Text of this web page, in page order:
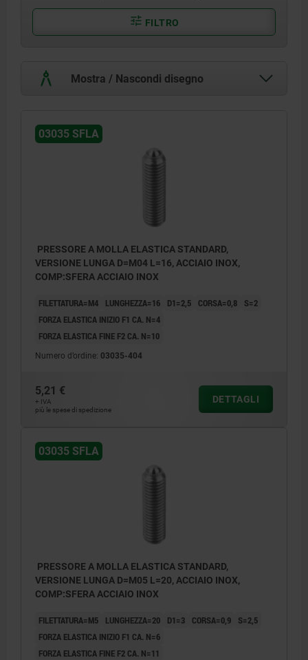
FILTRO
Mostra / Nascondi disegno
03035 SFLA
PRESSORE A MOLLA ELASTICA STANDARD,
VERSIONE LUNGA D=M04 L=16, ACCIAIO INOX,
COMP:SFERA ACCIAIO INOX
FILETTATURA=M4 LUNGHEZZA=16 D1=2,5 CORSA=0,8
S=2
FORZA ELASTICA INIZIO F1 CA. N=4
FORZA ELASTICA FINE F2 CA. N=10
Numero d’ordine: 03035-404
5,21 €
+ IVA
più le spese di spedizione
DETTAGLI
03035 SFLA
PRESSORE A MOLLA ELASTICA STANDARD,
VERSIONE LUNGA D=M05 L=20, ACCIAIO INOX,
COMP:SFERA ACCIAIO INOX
FILETTATURA=M5 LUNGHEZZA=20 D1=3 CORSA=0,9
S=2,5
FORZA ELASTICA INIZIO F1 CA. N=6
FORZA ELASTICA FINE F2 CA. N=11